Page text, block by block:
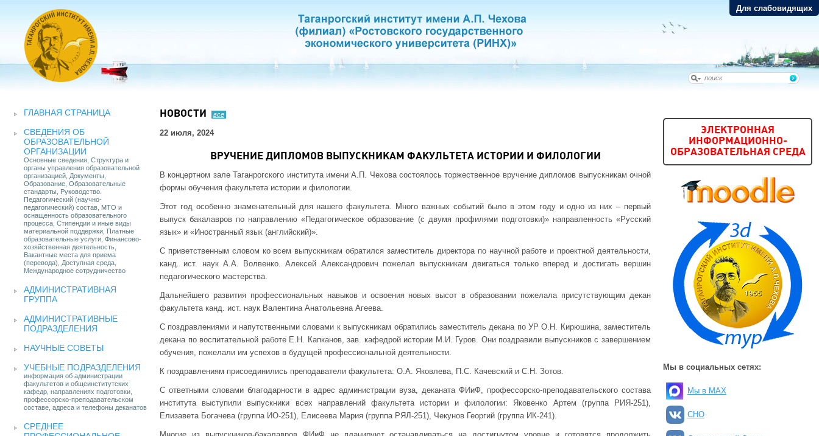
Для слабовидящих
ГЛАВНАЯ СТРАНИЦА
СВЕДЕНИЯ ОБ
ОБРАЗОВАТЕЛЬНОЙ
ОРГАНИЗАЦИИ
Основные сведения, Структура и
органы управления образовательной
организацией, Документы,
Образование, Образовательные
стандарты, Руководство.
Педагогический (научно-
педагогический) состав, МТО и
оснащенность образовательного
процесса, Стипендии и иные виды
материальной поддержки, Платные
образовательные услуги, Финансово-
хозяйственная деятельность,
Вакантные места для приема
(перевода), Доступная среда,
Международное сотрудничество
АДМИНИСТРАТИВНАЯ
ГРУППА
АДМИНИСТРАТИВНЫЕ
ПОДРАЗДЕЛЕНИЯ
НАУЧНЫЕ СОВЕТЫ
УЧЕБНЫЕ ПОДРАЗДЕЛЕНИЯ
информация об администрации
факультетов и общеинститутских
кафедр, направлениях подготовки,
профессорско-преподавательском
составе, адреса и телефоны деканатов
СРЕДНЕЕ
НОВОСТИ все
22 июля, 2024
ВРУЧЕНИЕ ДИПЛОМОВ ВЫПУСКНИКАМ ФАКУЛЬТЕТА ИСТОРИИ И ФИЛОЛОГИИ
В концертном зале Таганрогского института имени А.П. Чехова состоялось торжественное вручение дипломов выпускникам очной
формы обучения факультета истории и филологии.
Этот год особенно знаменательный для нашего факультета. Много важных событий было в этом году и одно из них – первый
выпуск бакалавров по направлению «Педагогическое образование (с двумя профилями подготовки)» направленность «Русский
язык» и «Иностранный язык (английский)».
С приветственным словом ко всем выпускникам обратился заместитель директора по научной работе и проектной деятельности,
канд. ист. наук А.А. Волвенко. Алексей Александрович пожелал выпускникам двигаться только вперед и достигать вершин
педагогического мастерства.
Дальнейшего развития профессиональных навыков и освоения новых высот в образовании пожелала присутствующим декан
факультета канд. ист. наук Валентина Анатольевна Агеева.
С поздравлениями и напутственными словами к выпускникам обратились заместитель декана по УР О.Н. Кирюшина, заместитель
декана по воспитательной работе Е.Н. Капканов, зав. кафедрой истории М.И. Гуров. Они поздравили выпускников с завершением
обучения, пожелали им успехов в будущей профессиональной деятельности.
К поздравлениям присоединились преподаватели факультета: О.А. Яковлева, П.С. Качевский и С.Н. Зотов.
С ответными словами благодарности в адрес администрации вуза, деканата ФИиФ, профессорско-преподавательского состава
института выступили выпускники всех направлений факультета истории и филологии: Яковенко Артем (группа РИЯ-251),
Елизавета Богачева (группа ИО-251), Елисеева Мария (группа РЯЛ-251), Чекунов Георгий (группа ИК-241).
ЭЛЕКТРОННАЯ
ИНФОРМАЦИОННО-
ОБРАЗОВАТЕЛЬНАЯ СРЕДА
Мы в социальных сетях:
Мы в MAX
СНО